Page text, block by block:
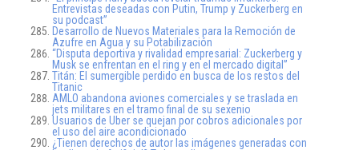
Entrevistas deseadas con Putin, Trump y Zuckerberg en
su podcast”
Desarrollo de Nuevos Materiales para la Remoción de
Azufre en Agua y su Potabilización
“Disputa deportiva y rivalidad empresarial: Zuckerberg y
Musk se enfrentan en el ring y en el mercado digital”
Titán: El sumergible perdido en busca de los restos del
Titanic
AMLO abandona aviones comerciales y se traslada en
jets militares en el tramo final de su sexenio
Usuarios de Uber se quejan por cobros adicionales por
el uso del aire acondicionado
¿Tienen derechos de autor las imágenes generadas con